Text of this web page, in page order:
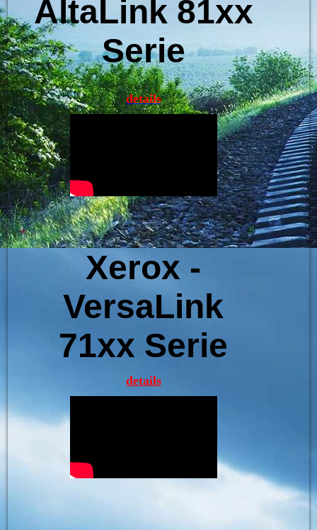
AltaLink 81xx
Serie
details
Xerox -
VersaLink
71xx Serie
details